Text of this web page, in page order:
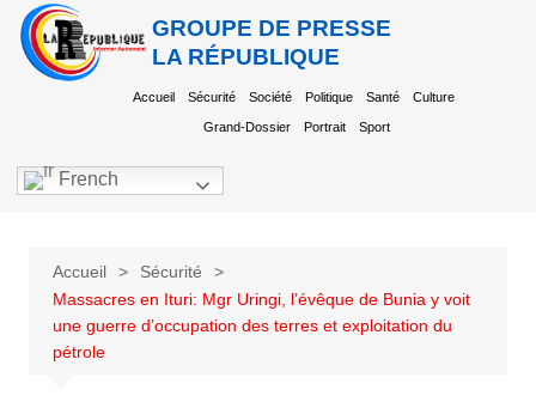
GROUPE DE PRESSE
LA RÉPUBLIQUE
Accueil Sécurité Société Politique Santé Culture
Grand-Dossier Portrait Sport
French
Accueil
Sécurité
Massacres en Ituri: Mgr Uringi, l’évêque de Bunia y voit
une guerre d’occupation des terres et exploitation du
pétrole